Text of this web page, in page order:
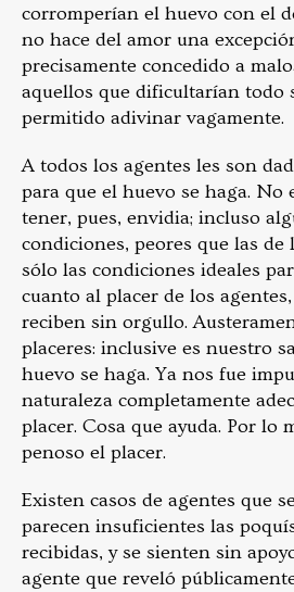
corromperían el huevo con el
no hace del amor una
precisamente concedido a
aquellos que dificultarían todo
permitido adivinar vagamente.
A todos los agentes les son
para que el huevo se haga. No
tener, pues, envidia; incluso
condiciones, peores que las
sólo las condiciones ideales
cuanto al placer de los
reciben sin orgullo.
placeres: inclusive es nuestro
huevo se haga. Ya nos fue
naturaleza completamente
placer. Cosa que ayuda. Por lo
penoso el placer.
Existen casos de agentes que
parecen insuficientes las
recibidas, y se sienten sin
agente que reveló